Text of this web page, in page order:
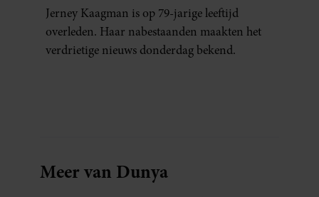
Jerney Kaagman is op 79-jarige leeftijd
overleden. Haar nabestaanden maakten het
verdrietige nieuws donderdag bekend.
Meer van Dunya